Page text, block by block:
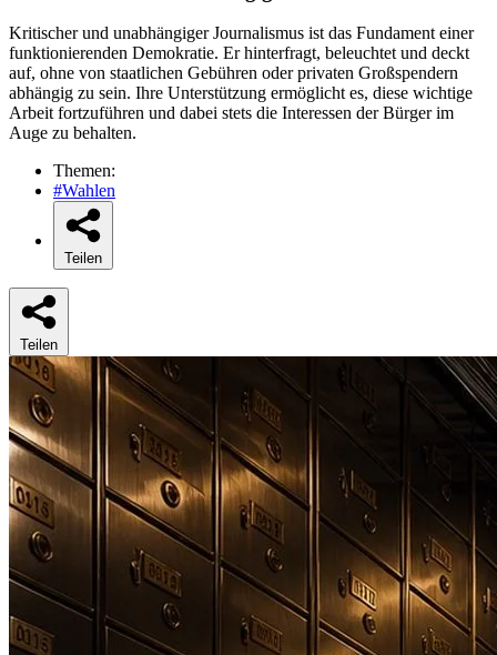
Kritischer und unabhängiger Journalismus ist das Fundament einer
funktionierenden Demokratie. Er hinterfragt, beleuchtet und deckt
auf, ohne von staatlichen Gebühren oder privaten Großspendern
abhängig zu sein. Ihre Unterstützung ermöglicht es, diese wichtige
Arbeit fortzuführen und dabei stets die Interessen der Bürger im
Auge zu behalten.
Themen:
#Wahlen
Teilen
Teilen